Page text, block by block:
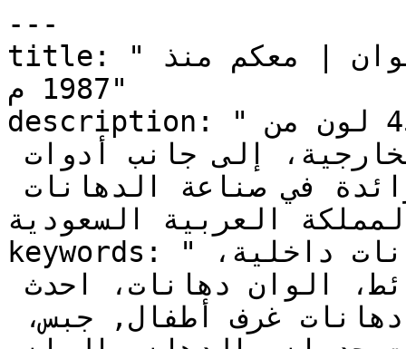
---
title: "دهانات تايم | عالم من الألوان | معكم منذ
1987 م"
description: "نوفر أكثر من 50 منتجاً و4500 لون من
العربية السعودية."
keywords: "دهانات, دهانات خارجية، دهانات داخلية،